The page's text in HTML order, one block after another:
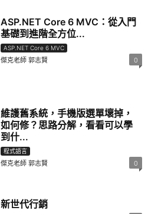
ASP.NET Core 6 MVC：從入門
基礎到進階全方位...
ASP.NET Core 6 MVC
傑克老師 郭志賢 0
維護舊系統，手機版選單壞掉，
如何修？思路分解，看看可以學
到什...
程式語言
傑克老師 郭志賢 0
新世代行銷